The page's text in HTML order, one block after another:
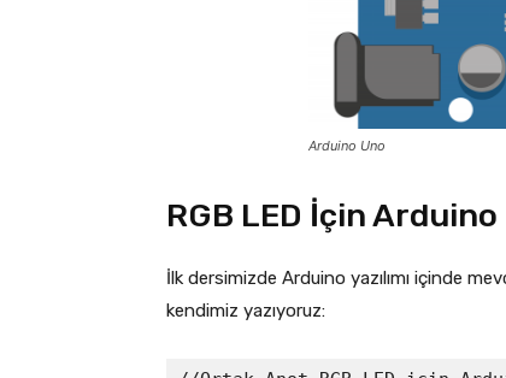
Arduino Uno
RGB LED İçin Arduino
İlk dersimizde Arduino yazılımı içinde
kendimiz yazıyoruz: